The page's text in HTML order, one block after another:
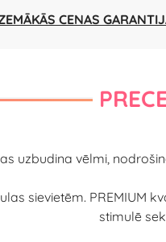
CENAS
uzbudina vēlmi,
sievietēm. PREMIUM
stimulē